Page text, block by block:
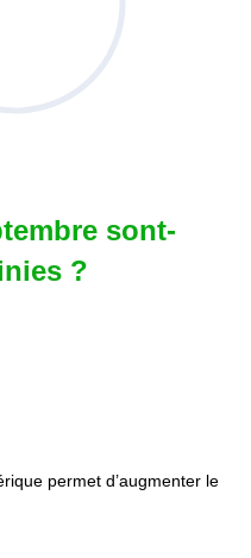
sont-
?
permet d’augmenter le